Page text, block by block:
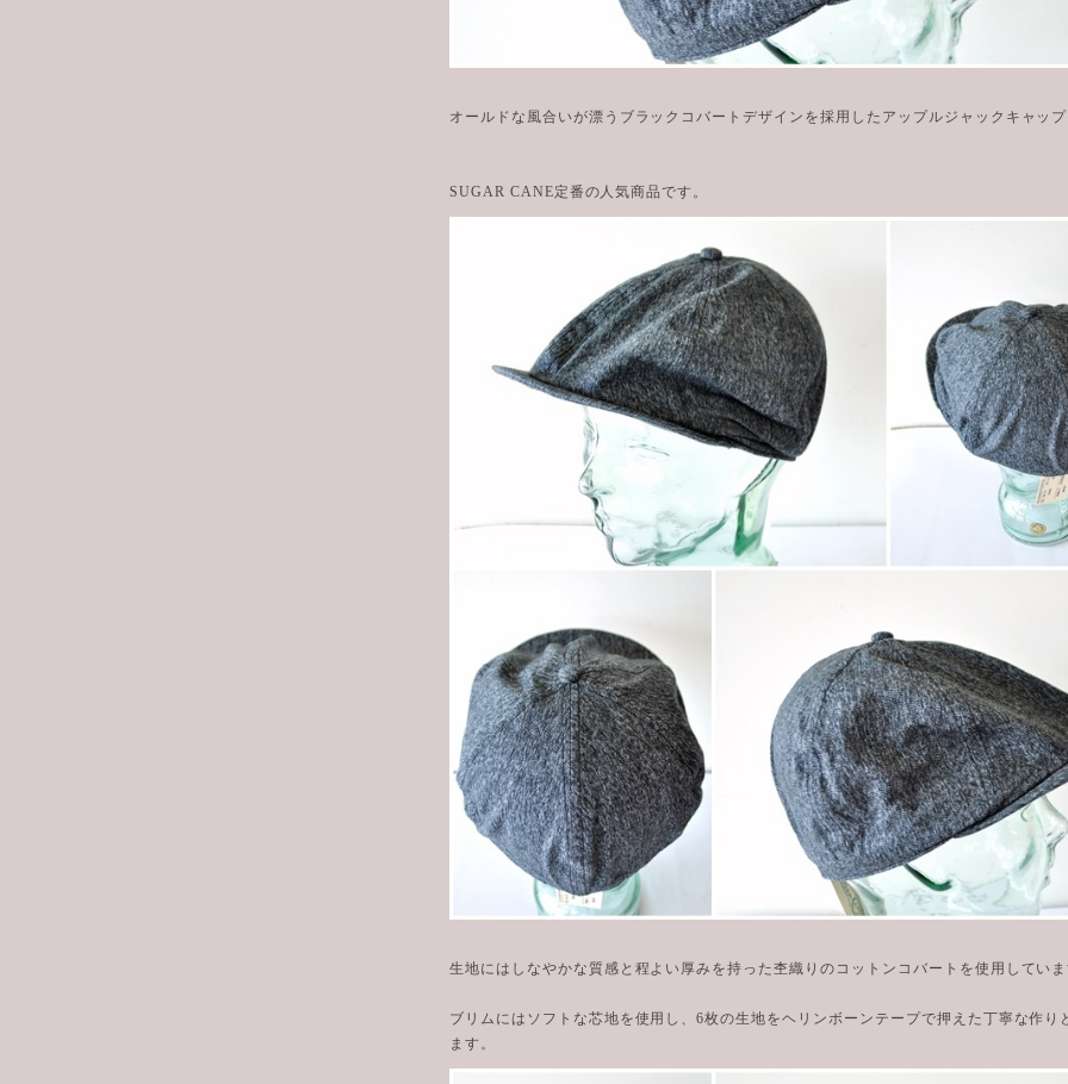
オールドな風合いが漂うブラックコバートデザインを採用したアップルジャックキャッ
SUGAR CANE定番の人気商品です。
生地にはしなやかな質感と程よい厚みを持った杢織りのコットンコバートを使用してい
ブリムにはソフトな芯地を使用し、6枚の生地をヘリンボーンテープで押えた丁寧な作り
ます。